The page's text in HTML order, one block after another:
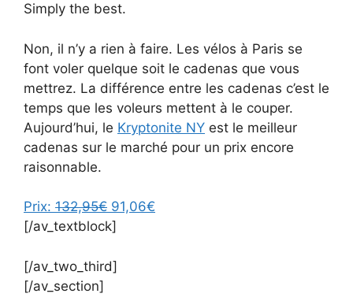
Simply the best.
Non, il n’y a rien à faire. Les vélos à Paris se
font voler quelque soit le cadenas que vous
mettrez. La différence entre les cadenas c’est le
temps que les voleurs mettent à le couper.
Aujourd’hui, le Kryptonite NY est le meilleur
cadenas sur le marché pour un prix encore
raisonnable.
Prix: 132,95€ 91,06€
[/av_textblock]
[/av_two_third]
[/av_section]